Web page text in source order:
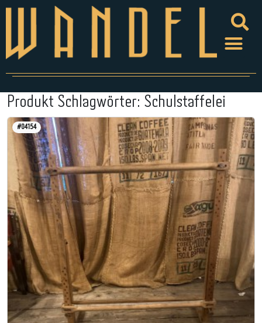
Produkt Schlagwörter: Schulstaffelei
#04154